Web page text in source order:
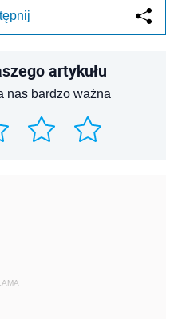
artykułu
nas bardzo ważna